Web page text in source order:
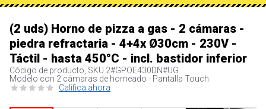
(2 uds) Horno de pizza a gas - 2 cámaras -
piedra refractaria - 4+4x Ø30cm - 230V -
Táctil - hasta 450°C - incl. bastidor inferior
Código de producto, SKU 2#GPOE430DN#UG
Modelo con 2 cámaras de horneado - Pantalla Touch
Califica ahora